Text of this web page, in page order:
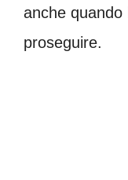
anche
proseguire.